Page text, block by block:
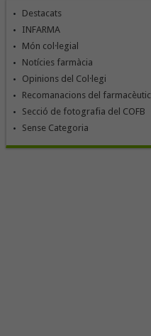
Destacats
INFARMA
Món col·legial
Notícies farmàcia
Opinions del Col·legi
Recomanacions del farmacèutic
Secció de fotografia del COFB
Sense Categoria